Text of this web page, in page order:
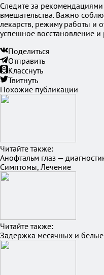
Следите за
вмешательства. Важно
лекарств, режиму работы и
успешное восстановление и
Поделиться
Отправить
Класснуть
Твитнуть
Похожие публикации
Читайте также:
Анофтальм глаз —
Симптомы, Лечение
Читайте также:
Задержка месячных и